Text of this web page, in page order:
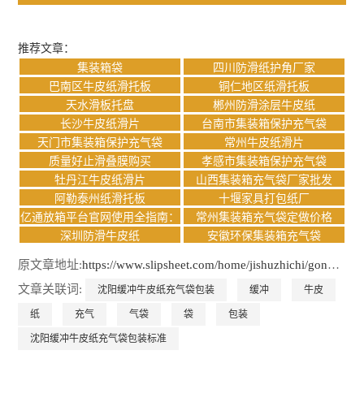
推荐文章：
集装箱袋
四川防滑纸护角厂家
巴南区牛皮纸滑托板
铜仁地区纸滑托板
天水滑板托盘
郴州防滑涂层牛皮纸
长沙牛皮纸滑片
台南市集装箱保护充气袋
天门市集装箱保护充气袋
常州牛皮纸滑片
质量好止滑叠膜购买
孝感市集装箱保护充气袋
牡丹江牛皮纸滑片
山西集装箱充气袋厂家批发
阿勒泰州纸滑托板
十堰家具打包纸厂
亿通放箱平台官网使用全指南：
功能详解与操作手册
常州集装箱充气袋定做价格
深圳防滑牛皮纸
安徽环保集装箱充气袋
原文章地址:https://www.slipsheet.com/home/jishuzhichi/gongsidongtai/2013.html
文章关联词:
沈阳缓冲牛皮纸充气袋包装 缓冲 牛皮
纸 充气 气袋 袋 包装
沈阳缓冲牛皮纸充气袋包装标准